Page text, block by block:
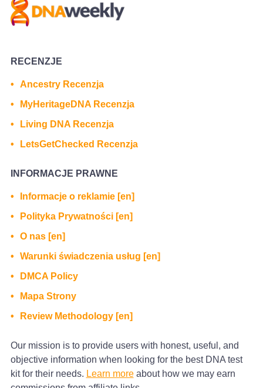
RECENZJE
Ancestry Recenzja
MyHeritageDNA Recenzja
Living DNA Recenzja
LetsGetChecked Recenzja
INFORMACJE PRAWNE
Informacje o reklamie [en]
Polityka Prywatności [en]
O nas [en]
Warunki świadczenia usług [en]
DMCA Policy
Mapa Strony
Review Methodology [en]
Our mission is to provide users with honest, useful, and
objective information when looking for the best DNA test
kit for their needs. Learn moreabout how we may earn